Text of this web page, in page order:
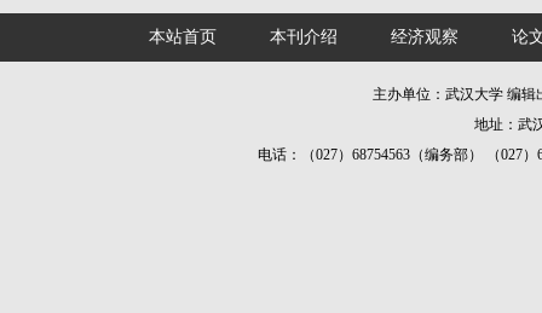
本站首页 本刊介绍 经济观察 论
主办单位：武汉大学 编
地址：武
电话：（027）68754563（编务部） （027